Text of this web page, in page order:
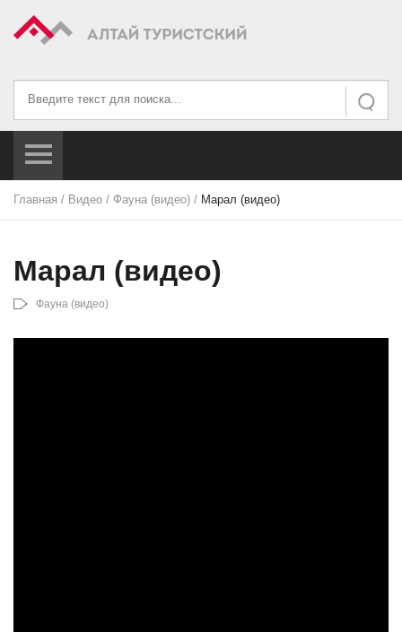
Искать
Искать...
Главная / Видео / Фауна (видео) / Марал (видео)
Марал (видео)
Фауна (видео)